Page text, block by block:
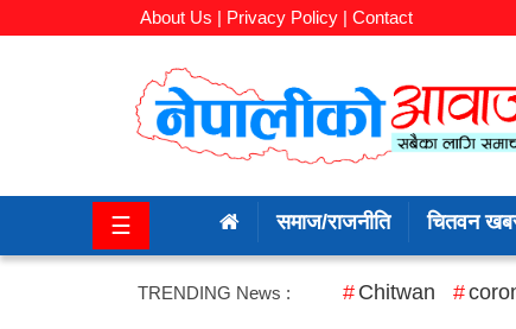
About Us | Privacy Policy | Contact
राजनीति
☰ समाज/राजनीति चितवन
TRENDING News : Chitwan